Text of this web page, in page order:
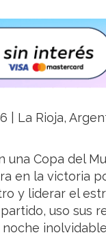
| La Rioja,
Copa del
en la victoria
y liderar el
uso sus